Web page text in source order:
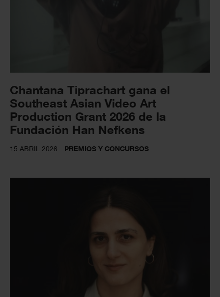
Chantana Tiprachart gana el
Southeast Asian Video Art
Production Grant 2026 de la
Fundación Han Nefkens
15 ABRIL 2026 PREMIOS Y CONCURSOS